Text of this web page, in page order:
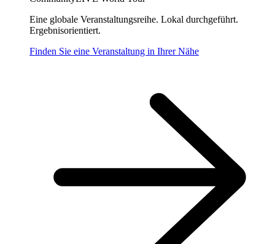
Eine globale Veranstaltungsreihe. Lokal durchgeführt.
Ergebnisorientiert.
Finden Sie eine Veranstaltung in Ihrer Nähe